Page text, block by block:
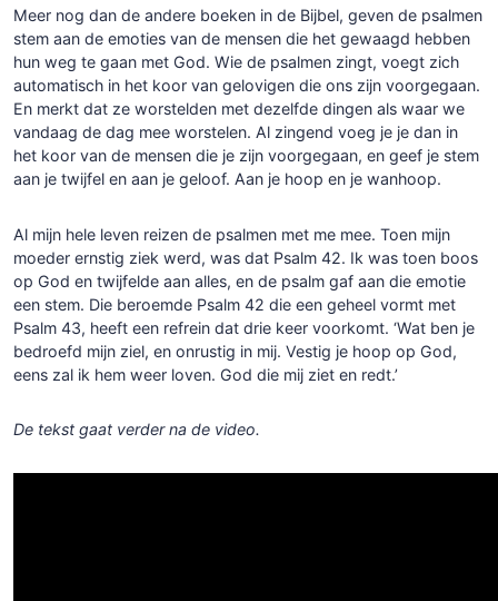
Meer nog dan de andere boeken in de Bijbel, geven de psalmen
stem aan de emoties van de mensen die het gewaagd hebben
hun weg te gaan met God. Wie de psalmen zingt, voegt zich
automatisch in het koor van gelovigen die ons zijn voorgegaan.
En merkt dat ze worstelden met dezelfde dingen als waar we
vandaag de dag mee worstelen. Al zingend voeg je je dan in
het koor van de mensen die je zijn voorgegaan, en geef je stem
aan je twijfel en aan je geloof. Aan je hoop en je wanhoop.
Al mijn hele leven reizen de psalmen met me mee. Toen mijn
moeder ernstig ziek werd, was dat Psalm 42. Ik was toen boos
op God en twijfelde aan alles, en de psalm gaf aan die emotie
een stem. Die beroemde Psalm 42 die een geheel vormt met
Psalm 43, heeft een refrein dat drie keer voorkomt. ‘Wat ben je
bedroefd mijn ziel, en onrustig in mij. Vestig je hoop op God,
eens zal ik hem weer loven. God die mij ziet en redt.’
De tekst gaat verder na de video.